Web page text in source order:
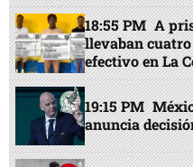
18:55 PM A
llevaban
efectivo en La
19:15 PM
anuncia